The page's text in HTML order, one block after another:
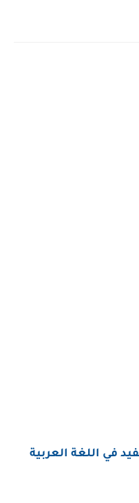
في اللغة العربية